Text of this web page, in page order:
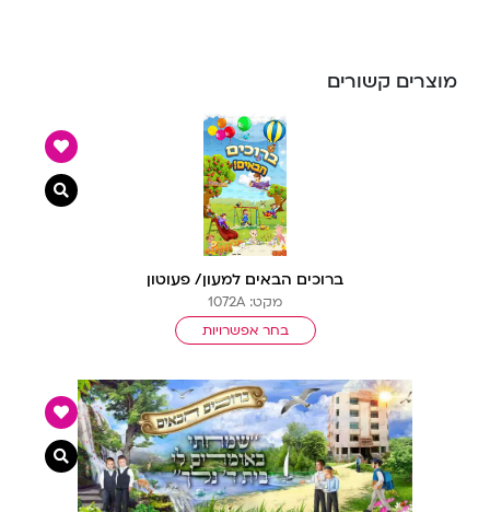
מוצרים קשורים
ברוכים הבאים למעון/ פעוטון
מקט: 1072A
בחר אפשרויות
צפייה
צפייה